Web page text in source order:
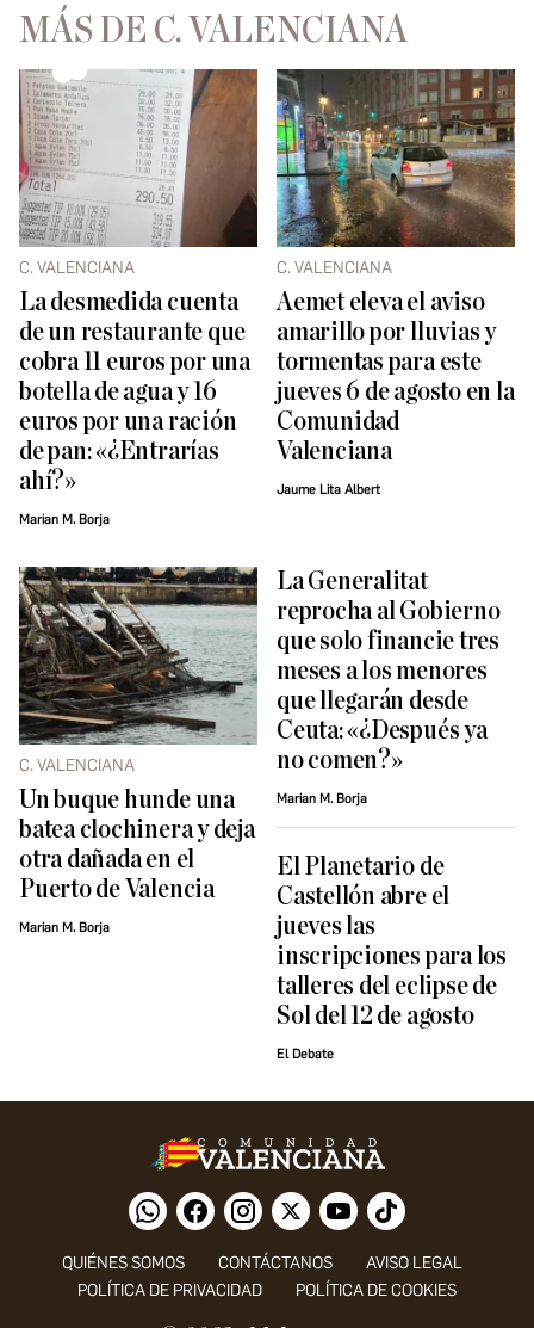
MÁS DE C. VALENCIANA
C. VALENCIANA
La desmedida cuenta
de un restaurante que
cobra 11 euros por una
botella de agua y 16
euros por una ración
de pan: «¿Entrarías
ahí?»
Marian M. Borja
C. VALENCIANA
Aemet eleva el aviso
amarillo por lluvias y
tormentas para este
jueves 6 de agosto en la
Comunidad
Valenciana
Jaume Lita Albert
C. VALENCIANA
Un buque hunde una
batea clochinera y deja
otra dañada en el
Puerto de Valencia
Marian M. Borja
La Generalitat
reprocha al Gobierno
que solo financie tres
meses a los menores
que llegarán desde
Ceuta: «¿Después ya
no comen?»
Marian M. Borja
El Planetario de
Castellón abre el
jueves las
inscripciones para los
talleres del eclipse de
Sol del 12 de agosto
El Debate
QUIÉNES SOMOS CONTÁCTANOS
AVISO LEGAL
POLÍTICA DE PRIVACIDAD
POLÍTICA DE COOKIES